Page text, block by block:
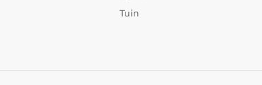
Tuin